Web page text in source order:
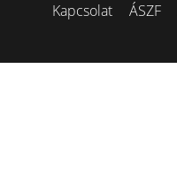
Kapcsolat ÁSZF